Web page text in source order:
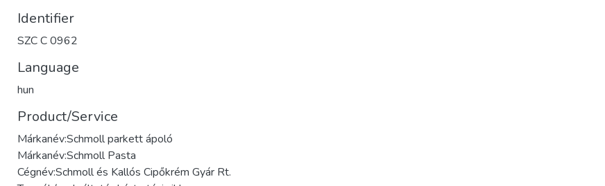
Identifier
SZC C 0962
Language
hun
Product/Service
Márkanév:Schmoll parkett ápoló
Márkanév:Schmoll Pasta
Cégnév:Schmoll és Kallós Cipőkrém Gyár Rt.